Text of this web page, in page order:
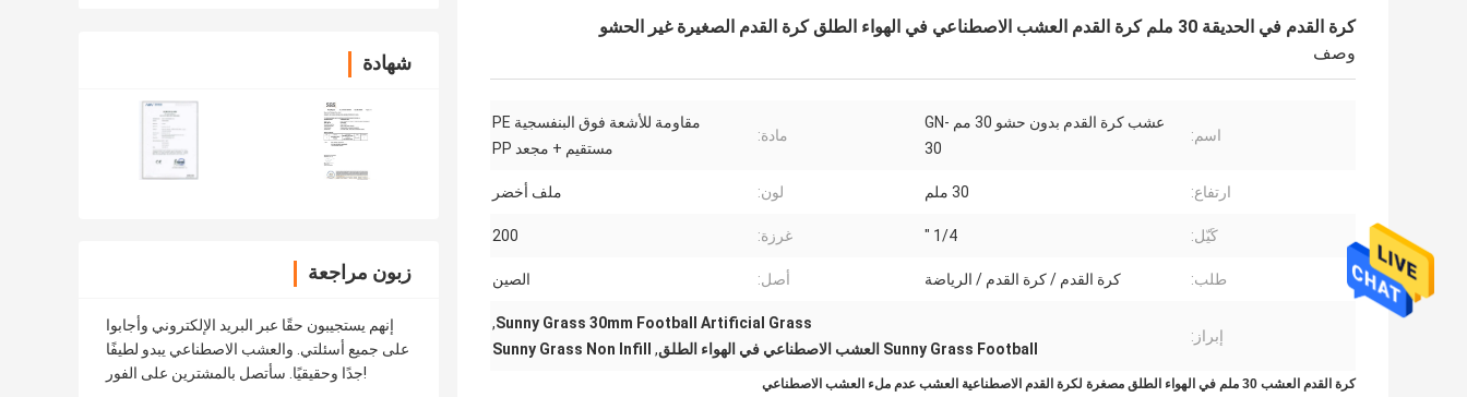
شهادة
زبون مراجعة
إنهم يستجيبون حقًا عبر البريد الإلكتروني وأجابوا
على جميع أسئلتي. والعشب الاصطناعي يبدو لطيفًا
جدًا وحقيقيًا. سأتصل بالمشترين على الفور!
كرة القدم في الحديقة 30 ملم كرة القدم العشب الاصطناعي في الهواء الطلق كرة القدم الصغيرة غير الحشو
وصف
اسم:
عشب كرة القدم بدون حشو 30 مم GN-
30
مادة:
مقاومة للأشعة فوق البنفسجية PE
مستقيم + مجعد PP
ارتفاع: 30 ملم لون: ملف أخضر
كَيّل: 1/4 " غرزة: 200
طلب: كرة القدم / كرة القدم / الرياضة أصل: الصين
إبراز:
Sunny Grass 30mm Football Artificial Grass
,
Sunny Grass Football العشب الاصطناعي في الهواء الطلق
,
Sunny Grass Non Infill
كرة القدم العشب 30 ملم في الهواء الطلق مصغرة لكرة القدم الاصطناعية العشب عدم ملء العشب الاصطناعي